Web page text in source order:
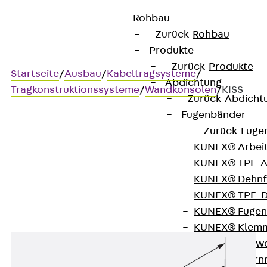
Rohbau
Zurück Rohbau
Produkte
Zurück Produkte
Abdichtung
Zurück
Fugenbänder
Zurück
KUNEX®
KUNEX®
KUNEX®
KUNEX®
KUNEX®
KUNEX®
KUNEX®
KUNEX®
Startseite/Ausbau/Kabeltragsysteme/
Tragkonstruktionssysteme/Wandkonsolen/KISS
Wandkonsole, sehr schwer